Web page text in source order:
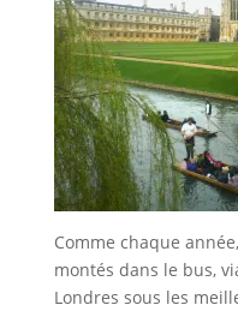
Comme chaque
montés dans le bus,
Londres sous les